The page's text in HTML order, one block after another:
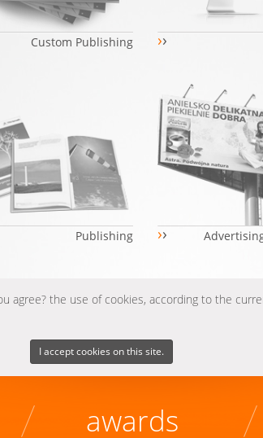
Custom Publishing ››
Publishing ››
agree? the use of cookies, according to the
I accept cookies on this site.
awards